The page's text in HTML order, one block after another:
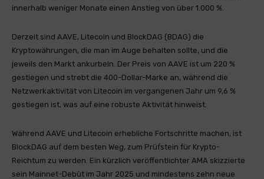
innerhalb weniger Monate einen Anstieg von über 1.000 %.
Derzeit sind AAVE, Litecoin und BlockDAG (BDAG) die
Kryptowährungen, die man im Auge behalten sollte, und die
jeweils den Markt ankurbeln. Der Preis von AAVE ist um 220 %
gestiegen und strebt die 400-Dollar-Marke an, während die
Netzwerkaktivität von Litecoin im vergangenen Jahr um 9,6 %
gestiegen ist, was auf eine robuste Aktivität hinweist.
Während AAVE und Litecoin erhebliche Fortschritte machen, ist
BlockDAG auf dem besten Weg, zum Prüfstein für Krypto-
Reichtum zu werden. Ein kürzlich veröffentlichter AMA skizzierte
sein Mainnet-Debüt im Jahr 2025 und mindestens zehn neue